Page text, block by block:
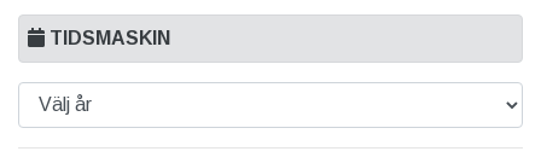
TIDSMASKIN